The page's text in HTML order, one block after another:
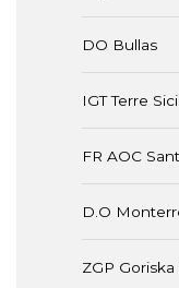
DO Bullas
IGT Terre
FR AOC
D.O
ZGP Goriska